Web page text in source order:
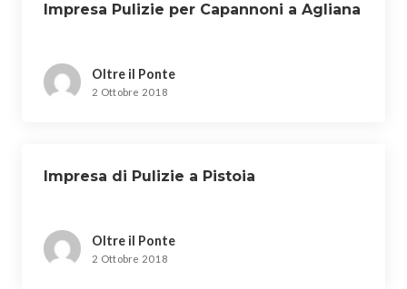
Impresa Pulizie per Capannoni a Agliana
Oltre il Ponte
2 Ottobre 2018
Impresa di Pulizie a Pistoia
Oltre il Ponte
2 Ottobre 2018